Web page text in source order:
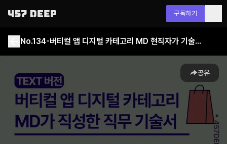
구독하기
No.134-버티컬 앱 디지털 카테고리 MD 현직자가 기술한 직무 기술서
공유